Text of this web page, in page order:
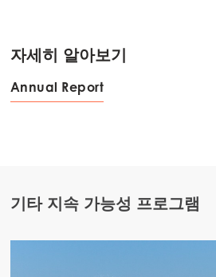
자세히 알아보기
Annual Report
기타 지속 가능성 프로그램